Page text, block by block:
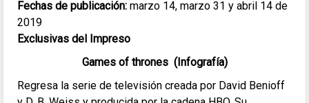
Fechas de publicación: marzo 14, marzo 31 y abril 14 de
2019
Exclusivas del Impreso
Games of thrones (Infografía)
Regresa la serie de televisión creada por David Benioff